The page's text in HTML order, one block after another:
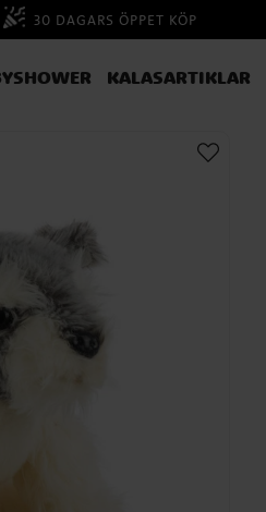
30 DAGARS ÖPPET KÖP
KALASARTIKLAR